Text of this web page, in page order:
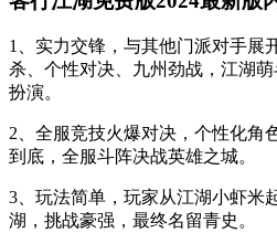
1、实力交锋，与其他门派对手展
杀、个性对决、九州劲战，江湖
扮演。
2、全服竞技火爆对决，个性化角
到底，全服斗阵决战英雄之城。
3、玩法简单，玩家从江湖小虾米
湖，挑战豪强，最终名留青史。